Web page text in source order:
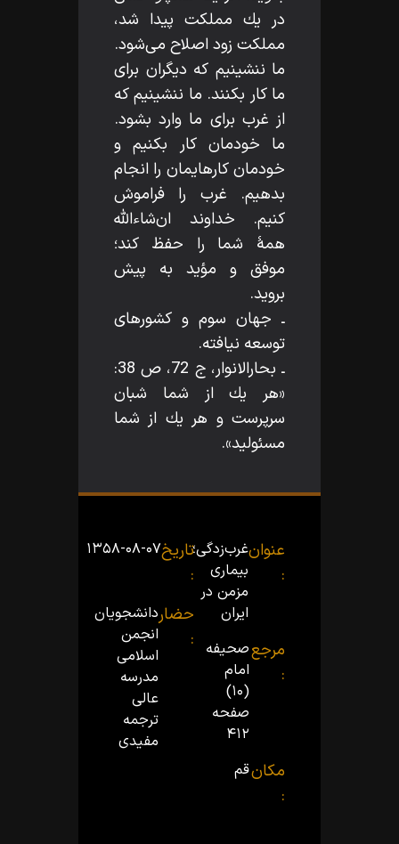
در يك مملكت پيدا شد،
مملكت زود اصلاح مى‌شود.
ما ننشينيم كه ديگران براى
ما كار بكنند. ما ننشينيم كه
از غرب براى ما وارد بشود.
ما خودمان كار بكنيم و
خودمان كارهايمان را انجام
بدهيم. غرب را فراموش
كنيم. خداوند ان‌شاءاللّه‌
همۀ شما را حفظ كند؛
موفق و مؤيد به پيش
برويد.
ـ جهان سوم و كشورهاى
توسعه نيافته.
ـ بحارالانوار، ج 72، ص 38:
«هر يك از شما شبان
سرپرست و هر يك از شما
مسئوليد».
عنوان
:
غرب‌زدگى؛
بیمارى
مزمن در
ایران
مرجع
:
صحیفه
امام
(۱۰)
صفحه
۴۱۲
مکان
:
قم
تاریخ
:
۱۳۵۸-۰۸-۰۷
حضار
:
دانشجویان
انجمن
اسلامى
مدرسه
عالى
ترجمه
مفیدى